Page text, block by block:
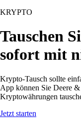
KRYPTO
Tauschen
sofort mit
Krypto-Tausch sollte
App können Sie Deere
Kryptowährungen
Jetzt starten